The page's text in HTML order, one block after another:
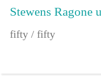
Stewens Ragone
fifty / fifty